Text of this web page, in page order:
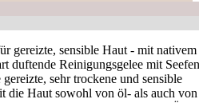
gereizte, sensible Haut - mit
duftende Reinigungsgelee mit
sehr trockene und sensible
die Haut sowohl von öl- als auch von